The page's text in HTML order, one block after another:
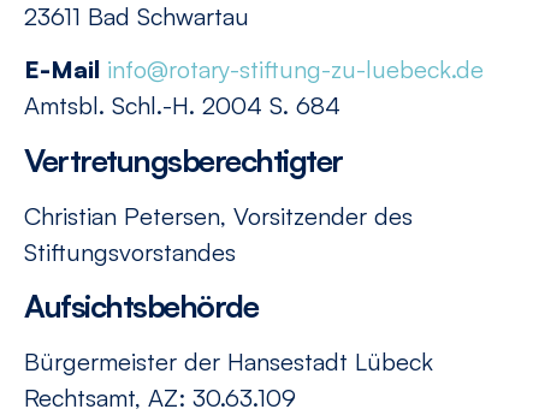
23611 Bad Schwartau
E-Mail info@rotary-stiftung-zu-luebeck.de
Amtsbl. Schl.-H. 2004 S. 684
Vertretungsberechtigter
Christian Petersen, Vorsitzender des
Stiftungsvorstandes
Aufsichtsbehörde
Bürgermeister der Hansestadt Lübeck
Rechtsamt, AZ: 30.63.109